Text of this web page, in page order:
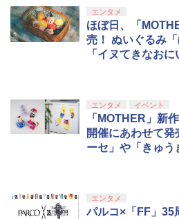
5
メント 【PS5
通常版
パイダーマン2
orner】
5
ン・ポータブ
(PSP-
￥18,895
￥7,920
5
ニンテンドー
ンラインコー
￥5,000
5
【純正品】
トローラー
￥10,737
S5、PS5 Pro
s X|S 対応の
￥14,141
￥8,698
【
剣、十翼より
しイラストボ
￥8,800
エンタメ
ほぼ日、「
売！ ぬいぐるみ
「イヌてきなお
エンタメ イベント
「MOTHER」新
開催にあわせて
ーセ」や「きゅう
エンタメ
パルコ×「FF」35